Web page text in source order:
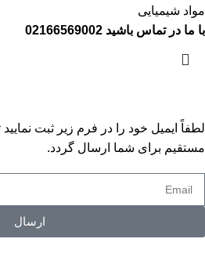
مواد شیمیایی
با ما در تماس باشید 02166569002
لطفاً ایمیل خود را در فرم زیر ثبت
مستقیم برای شما ارسال گردد.
ارسال